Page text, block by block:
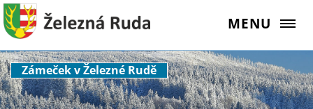
MENU
Zámeček v Železné Rudě